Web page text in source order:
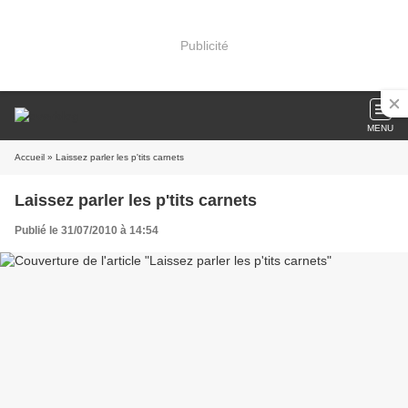
Publicité
MENU
Accueil » Laissez parler les p'tits carnets
Laissez parler les p'tits carnets
Publié le 31/07/2010 à 14:54